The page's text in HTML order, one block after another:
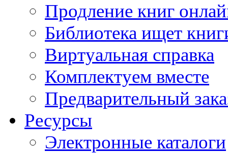
Продление книг
Библиотека ищет
Виртуальная справка
Комплектуем вместе
Предварительный
Ресурсы
Электронные каталоги